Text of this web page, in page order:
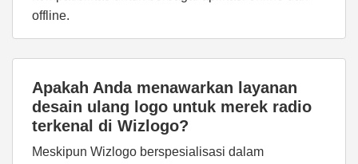
offline.
Apakah Anda menawarkan layanan
desain ulang logo untuk merek radio
terkenal di Wizlogo?
Meskipun Wizlogo berspesialisasi dalam